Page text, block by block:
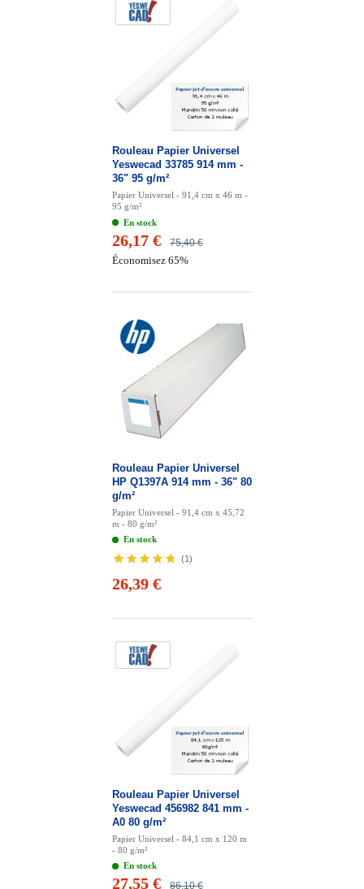
Rouleau Papier Universel
Yeswecad 33785 914 mm -
36" 95 g/m²
Papier Universel - 91,4 cm x 46 m -
95 g/m²
En stock
75,40 €
26,17 €
Économisez 65%
Rouleau Papier Universel
HP Q1397A 914 mm - 36" 80
g/m²
Papier Universel - 91,4 cm x 45,72
m - 80 g/m²
En stock
(1 )
26,39 €
Rouleau Papier Universel
Yeswecad 456982 841 mm -
A0 80 g/m²
Papier Universel - 84,1 cm x 120 m
- 80 g/m²
En stock
86,10 €
27,55 €